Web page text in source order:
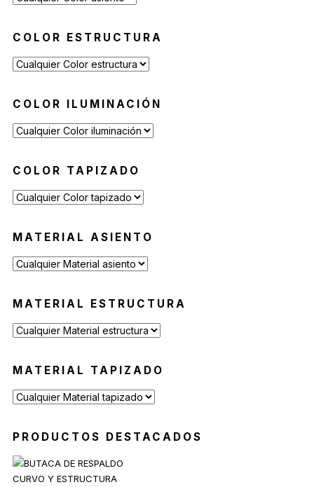
COLOR ESTRUCTURA
COLOR ILUMINACIÓN
COLOR TAPIZADO
MATERIAL ASIENTO
MATERIAL ESTRUCTURA
MATERIAL TAPIZADO
PRODUCTOS DESTACADOS